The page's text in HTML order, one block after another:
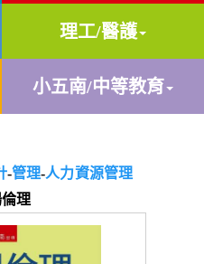
理工/醫護
小五南/中等教育
-管理-人力資源管理
理